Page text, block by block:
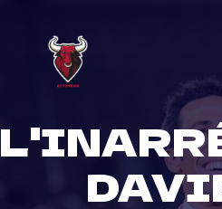
content